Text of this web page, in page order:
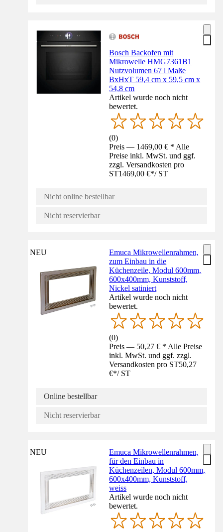
Bosch Backofen mit
Mikrowelle HMG7361B1
Nutzvolumen 67 l Maße
BxHxT 59,4 cm x 59,5 cm x
54,8 cm
Artikel wurde noch nicht
bewertet.
(0)
Preis — 1469,00 € * Alle
Preise inkl. MwSt. und ggf.
zzgl. Versandkosten pro
ST1469,00 €*/ ST
Nicht online bestellbar
Nicht reservierbar
NEU
Emuca Mikrowellenrahmen,
zum Einbau in die
Küchenzeile, Modul 600mm,
600x400mm, Kunststoff,
Nickel satiniert
Artikel wurde noch nicht
bewertet.
(0)
Preis — 50,27 € * Alle Preise
inkl. MwSt. und ggf. zzgl.
Versandkosten pro ST50,27
€*/ ST
Online bestellbar
Nicht reservierbar
NEU
Emuca Mikrowellenrahmen,
für den Einbau in
Küchenzeilen, Modul 600mm,
600x400mm, Kunststoff,
weiss
Artikel wurde noch nicht
bewertet.